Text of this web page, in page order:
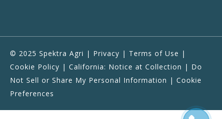
© 2025 Spektra Agri | Privacy | Terms of Use |
Cookie Policy | California: Notice at Collection | Do
Not Sell or Share My Personal Information | Cookie
Preferences